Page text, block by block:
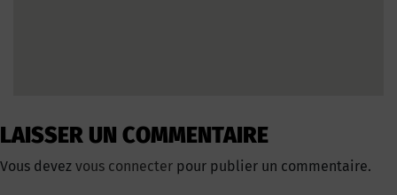
LAISSER UN COMMENTAIRE
Vous devez vous connecter pour publier un commentaire.